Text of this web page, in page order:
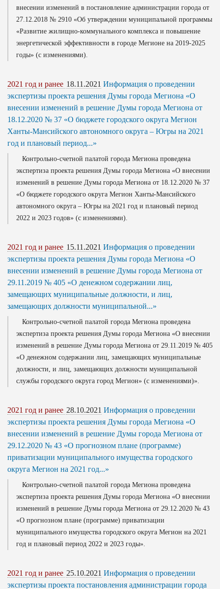
внесении изменений в постановление администрации города от
27.12.2018 № 2910 «Об утверждении муниципальной программы
«Развитие жилищно-коммунального комплекса и повышение
энергетической эффективности в городе Мегионе на 2019-2025
годы» (с изменениями).
2021 год и ранее 18.11.2021 Информация о проведении
экспертизы проекта решения Думы города Мегиона «О
внесении изменений в решение Думы города Мегиона от
18.12.2020 № 37 «О бюджете городского округа Мегион
Ханты-Мансийского автономного округа – Югры на 2021
год и плановый период...»
Контрольно-счетной палатой города Мегиона проведена
экспертиза проекта решения Думы города Мегиона «О внесении
изменений в решение Думы города Мегиона от 18.12.2020 № 37
«О бюджете городского округа Мегион Ханты-Мансийского
автономного округа – Югры на 2021 год и плановый период
2022 и 2023 годов» (с изменениями).
2021 год и ранее 15.11.2021 Информация о проведении
экспертизы проекта решения Думы города Мегиона «О
внесении изменений в решение Думы города Мегиона от
29.11.2019 № 405 «О денежном содержании лиц,
замещающих муниципальные должности, и лиц,
замещающих должности муниципальной...»
Контрольно-счетной палатой города Мегиона проведена
экспертиза проекта решения Думы города Мегиона «О внесении
изменений в решение Думы города Мегиона от 29.11.2019 № 405
«О денежном содержании лиц, замещающих муниципальные
должности, и лиц, замещающих должности муниципальной
службы городского округа город Мегион» (с изменениями)».
2021 год и ранее 28.10.2021 Информация о проведении
экспертизы проекта решения Думы города Мегиона «О
внесении изменений в решение Думы города Мегиона от
29.12.2020 № 43 «О прогнозном плане (программе)
приватизации муниципального имущества городского
округа Мегион на 2021 год...»
Контрольно-счетной палатой города Мегиона проведена
экспертиза проекта решения Думы города Мегиона «О внесении
изменений в решение Думы города Мегиона от 29.12.2020 № 43
«О прогнозном плане (программе) приватизации
муниципального имущества городского округа Мегион на 2021
год и плановый период 2022 и 2023 годы».
2021 год и ранее 25.10.2021 Информация о проведении
экспертизы проекта постановления администрации города